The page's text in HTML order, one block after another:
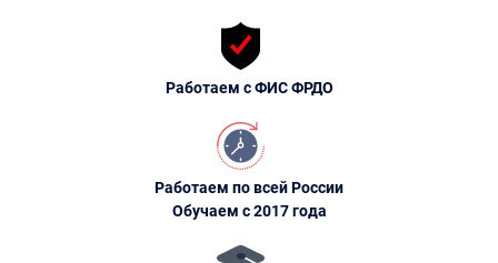
Работаем с ФИС ФРДО
Работаем по всей России
Обучаем с 2017 года